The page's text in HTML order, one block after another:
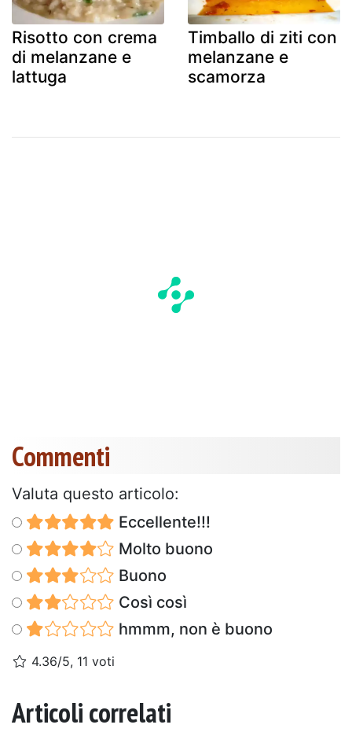
Risotto con crema
di melanzane e
lattuga
Timballo di ziti con
melanzane e
scamorza
Commenti
Valuta questo articolo:
Eccellente!!!
Molto buono
Buono
Così così
hmmm, non è buono
4.36/5, 11 voti
Articoli correlati